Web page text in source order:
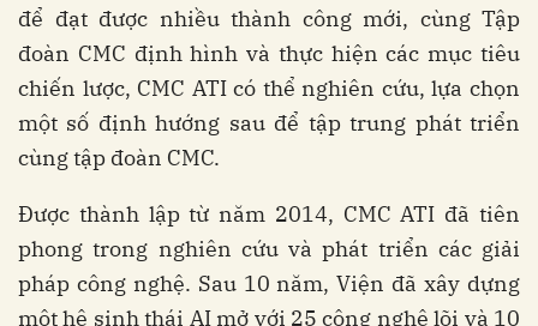
để đạt được nhiều thành công mới, cùng Tập
đoàn CMC định hình và thực hiện các mục tiêu
chiến lược, CMC ATI có thể nghiên cứu, lựa chọn
một số định hướng sau để tập trung phát triển
cùng tập đoàn CMC.
Được thành lập từ năm 2014, CMC ATI đã tiên
phong trong nghiên cứu và phát triển các giải
pháp công nghệ. Sau 10 năm, Viện đã xây dựng
một hệ sinh thái AI mở với 25 công nghệ lõi và 10